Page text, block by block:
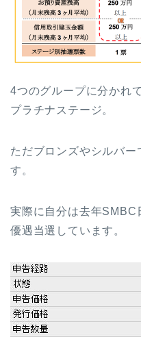
4つのグループに分かれ
プラチナステージ。
ただブロンズやシルバ
す。
実際に自分は去年
優遇当選しています。